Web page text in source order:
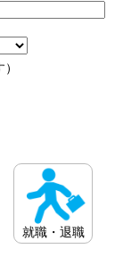
就職・退職